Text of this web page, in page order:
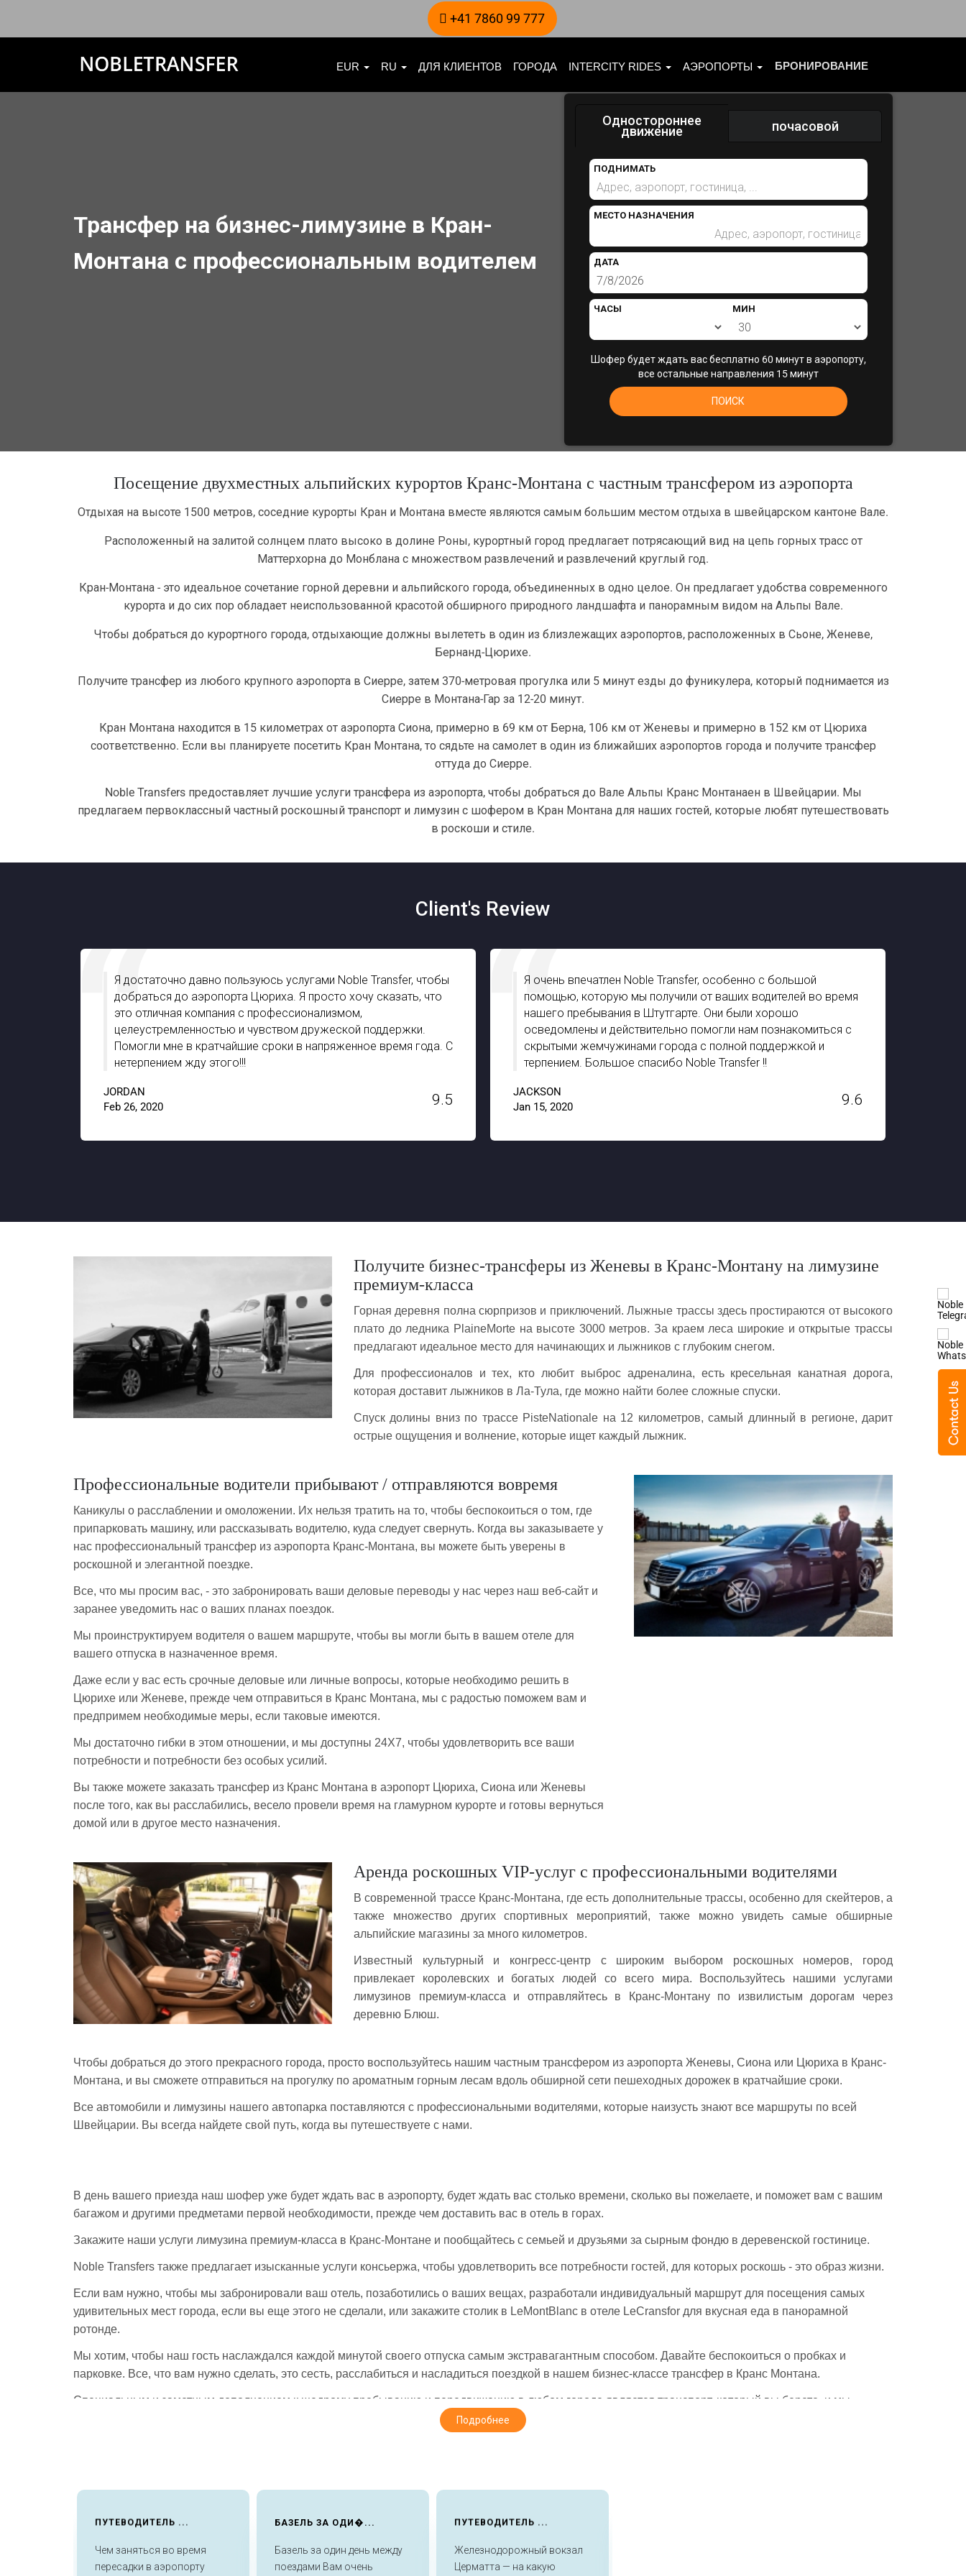
+41 7860 99 777
EUR RU ДЛЯ КЛИЕНТОВ ГОРОДА INTERCITY RIDES АЭРОПОРТЫ БРОНИРОВАНИЕ
Трансфер на бизнес-лимузине в Кран-
Монтана с профессиональным водителем
Одностороннее
движение почасовой
ПОДНИМАТЬ
МЕСТО НАЗНАЧЕНИЯ
ДАТА
ЧАСЫ МИН
Шофер будет ждать вас бесплатно 60 минут в аэропорту,
все остальные направления 15 минут
ПОИСК
Посещение двухместных альпийских курортов Кранс-Монтана с частным трансфером из аэропорта
Отдыхая на высоте 1500 метров, соседние курорты Кран и Монтана вместе являются самым большим местом отдыха в швейцарском кантоне Вале.
Расположенный на залитой солнцем плато высоко в долине Роны, курортный город предлагает потрясающий вид на цепь горных трасс от
Маттерхорна до Монблана с множеством развлечений и развлечений круглый год.
Кран-Монтана - это идеальное сочетание горной деревни и альпийского города, объединенных в одно целое. Он предлагает удобства современного
курорта и до сих пор обладает неиспользованной красотой обширного природного ландшафта и панорамным видом на Альпы Вале.
Чтобы добраться до курортного города, отдыхающие должны вылететь в один из близлежащих аэропортов, расположенных в Сьоне, Женеве,
Бернанд-Цюрихе.
Получите трансфер из любого крупного аэропорта в Сиерре, затем 370-метровая прогулка или 5 минут езды до фуникулера, который поднимается из
Сиерре в Монтана-Гар за 12-20 минут.
Кран Монтана находится в 15 километрах от аэропорта Сиона, примерно в 69 км от Берна, 106 км от Женевы и примерно в 152 км от Цюриха
соответственно. Если вы планируете посетить Кран Монтана, то сядьте на самолет в один из ближайших аэропортов города и получите трансфер
оттуда до Сиерре.
Noble Transfers предоставляет лучшие услуги трансфера из аэропорта, чтобы добраться до Вале Альпы Кранс Монтанаен в Швейцарии. Мы
предлагаем первоклассный частный роскошный транспорт и лимузин с шофером в Кран Монтана для наших гостей, которые любят путешествовать
в роскоши и стиле.
Client's Review
Я достаточно давно пользуюсь услугами Noble Transfer, чтобы
добраться до аэропорта Цюриха. Я просто хочу сказать, что
это отличная компания с профессионализмом,
целеустремленностью и чувством дружеской поддержки.
Помогли мне в кратчайшие сроки в напряженное время года. С
нетерпением жду этого!!!
JORDAN
Feb 26, 2020
9.5
Я очень впечатлен Noble Transfer, особенно с большой
помощью, которую мы получили от ваших водителей во время
нашего пребывания в Штутгарте. Они были хорошо
осведомлены и действительно помогли нам познакомиться с
скрытыми жемчужинами города с полной поддержкой и
терпением. Большое спасибо Noble Transfer !!
JACKSON
Jan 15, 2020
9.6
Получите бизнес-трансферы из Женевы в Кранс-Монтану на лимузине
премиум-класса
Горная деревня полна сюрпризов и приключений. Лыжные трассы здесь простираются от высокого
плато до ледника PlaineMorte на высоте 3000 метров. За краем леса широкие и открытые трассы
предлагают идеальное место для начинающих и лыжников с глубоким снегом.
Для профессионалов и тех, кто любит выброс адреналина, есть кресельная канатная дорога,
которая доставит лыжников в Ла-Тула, где можно найти более сложные спуски.
Спуск долины вниз по трассе PisteNationale на 12 километров, самый длинный в регионе, дарит
острые ощущения и волнение, которые ищет каждый лыжник.
Профессиональные водители прибывают / отправляются вовремя
Каникулы о расслаблении и омоложении. Их нельзя тратить на то, чтобы беспокоиться о том, где
припарковать машину, или рассказывать водителю, куда следует свернуть. Когда вы заказываете у
нас профессиональный трансфер из аэропорта Кранс-Монтана, вы можете быть уверены в
роскошной и элегантной поездке.
Все, что мы просим вас, - это забронировать ваши деловые переводы у нас через наш веб-сайт и
заранее уведомить нас о ваших планах поездок.
Мы проинструктируем водителя о вашем маршруте, чтобы вы могли быть в вашем отеле для
вашего отпуска в назначенное время.
Даже если у вас есть срочные деловые или личные вопросы, которые необходимо решить в
Цюрихе или Женеве, прежде чем отправиться в Кранс Монтана, мы с радостью поможем вам и
предпримем необходимые меры, если таковые имеются.
Мы достаточно гибки в этом отношении, и мы доступны 24X7, чтобы удовлетворить все ваши
потребности и потребности без особых усилий.
Вы также можете заказать трансфер из Кранс Монтана в аэропорт Цюриха, Сиона или Женевы
после того, как вы расслабились, весело провели время на гламурном курорте и готовы вернуться
домой или в другое место назначения.
Аренда роскошных VIP-услуг с профессиональными водителями
В современной трассе Кранс-Монтана, где есть дополнительные трассы, особенно для скейтеров, а
также множество других спортивных мероприятий, также можно увидеть самые обширные
альпийские магазины за много километров.
Известный культурный и конгресс-центр с широким выбором роскошных номеров, город
привлекает королевских и богатых людей со всего мира. Воспользуйтесь нашими услугами
лимузинов премиум-класса и отправляйтесь в Кранс-Монтану по извилистым дорогам через
деревню Блюш.
Чтобы добраться до этого прекрасного города, просто воспользуйтесь нашим частным трансфером из аэропорта Женевы, Сиона или Цюриха в Кранс-
Монтана, и вы сможете отправиться на прогулку по ароматным горным лесам вдоль обширной сети пешеходных дорожек в кратчайшие сроки.
Все автомобили и лимузины нашего автопарка поставляются с профессиональными водителями, которые наизусть знают все маршруты по всей
Швейцарии. Вы всегда найдете свой путь, когда вы путешествуете с нами.
В день вашего приезда наш шофер уже будет ждать вас в аэропорту, будет ждать вас столько времени, сколько вы пожелаете, и поможет вам с вашим
багажом и другими предметами первой необходимости, прежде чем доставить вас в отель в горах.
Закажите наши услуги лимузина премиум-класса в Кранс-Монтане и пообщайтесь с семьей и друзьями за сырным фондю в деревенской гостинице.
Noble Transfers также предлагает изысканные услуги консьержа, чтобы удовлетворить все потребности гостей, для которых роскошь - это образ жизни.
Если вам нужно, чтобы мы забронировали ваш отель, позаботились о ваших вещах, разработали индивидуальный маршрут для посещения самых
удивительных мест города, если вы еще этого не сделали, или закажите столик в LeMontBlanc в отеле LeCransfor для вкусная еда в панорамной
ротонде.
Мы хотим, чтобы наш гость наслаждался каждой минутой своего отпуска самым экстравагантным способом. Давайте беспокоиться о пробках и
парковке. Все, что вам нужно сделать, это сесть, расслабиться и насладиться поездкой в нашем бизнес-классе трансфер в Кранс Монтана.
Специальным и заметным дополнением к щедрому пребыванию и передвижению в любом городе является транспорт, который вы берете, и мы
предоставляем только этот роскошный трансфер в живописном городе Кранс-Монтана.
Мирный и спокойный город превращается в другое место для вечеринок, наполненное людьми во время фестиваля электронной музыки Caprices
Подробнее
ПУТЕВОДИТЕЛЬ ...
Чем заняться во время
пересадки в аэропорту
БАЗЕЛЬ ЗА ОДИ�...
Базель за один день между
поездами Вам очень
ПУТЕВОДИТЕЛЬ ...
Железнодорожный вокзал
Церматта — на какую